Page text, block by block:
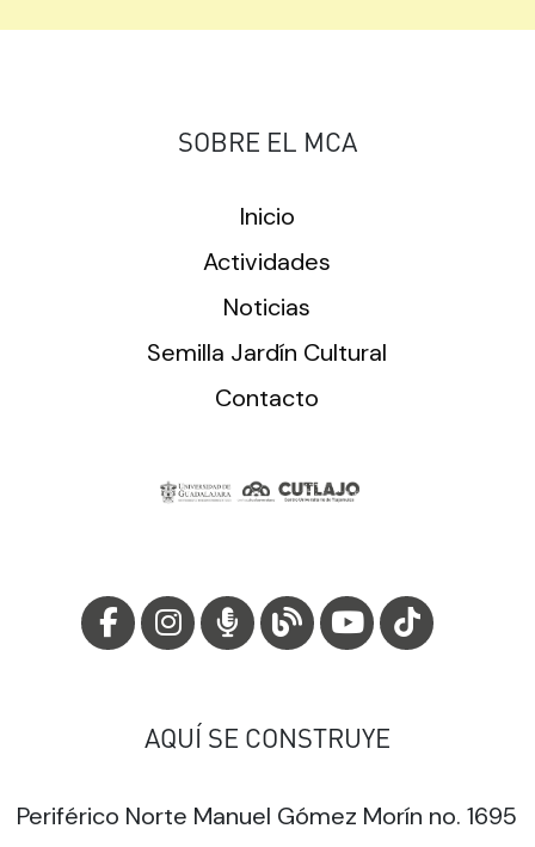
SOBRE EL MCA
Inicio
Actividades
Noticias
Semilla Jardín Cultural
Contacto
AQUÍ SE CONSTRUYE
Periférico Norte Manuel Gómez Morín no. 1695